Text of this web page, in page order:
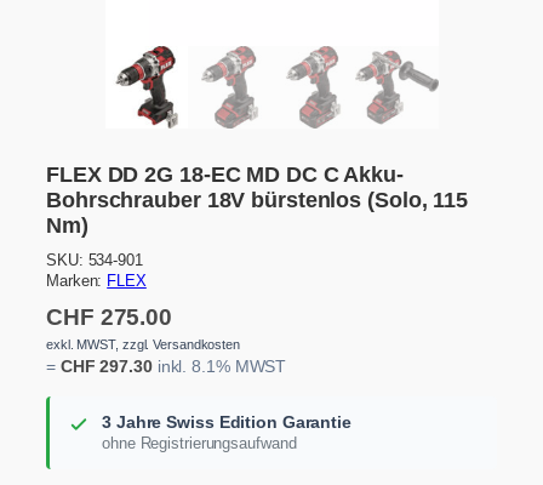
FLEX DD 2G 18-EC MD DC C Akku-
Bohrschrauber 18V bürstenlos (Solo, 115
Nm)
CHF 275.00
exkl. MWST, zzgl. Versandkosten
= CHF 297.30inkl. 8.1% MWST
3 Jahre Swiss Edition Garantie
ohne Registrierungsaufwand
SKU: 534-901
Marken: FLEX